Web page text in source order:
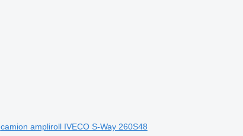
camion ampliroll IVECO S-Way 260S48